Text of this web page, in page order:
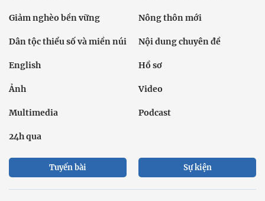
Giảm nghèo bền vững Nông thôn mới
Dân tộc thiểu số và miền núi Nội dung chuyên đề
English Hồ sơ
Ảnh Video
Multimedia Podcast
24h qua
Tuyến bài Sự kiện